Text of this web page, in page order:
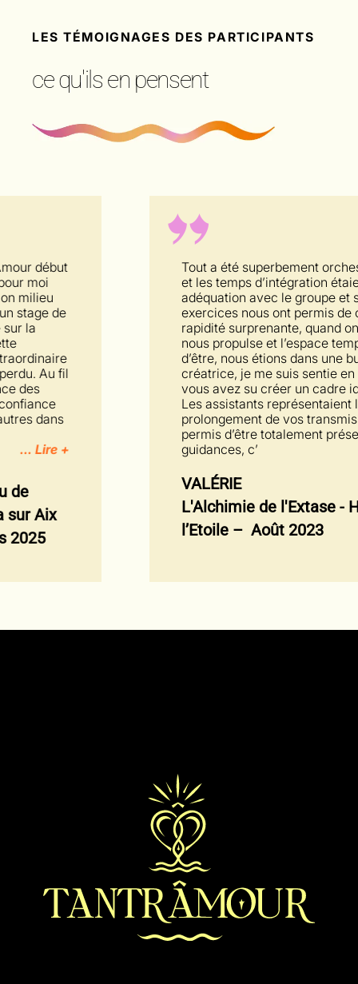
LES TÉMOIGNAGES DES PARTICIPANTS
ce qu'ils en pensent
Tout a été superbement orchestré, la progression
et les temps d’intégration étaient justes, en
adéquation avec le groupe et son potentiel. Les
exercices nous ont permis de cheminer avec une
rapidité surprenante, quand on est prêt, le Tantra
nous propulse et l’espace temps n’a plus lieu
d’être, nous étions dans une bulle d’énergie
créatrice, je me suis sentie en confiance totale,
vous avez su créer un cadre idéal à la pratique.
Les assistants représentaient le juste
prolongement de vos transmissions, et vous ont
permis d’être totalement présents pour les
guidances, c’
L'Alchimie de l'Extase - Hameau de
l’Etoile – Août 2023